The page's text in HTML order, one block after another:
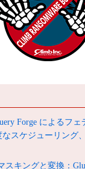
Forge によるフ
なスケジューリング
スキングと変換：